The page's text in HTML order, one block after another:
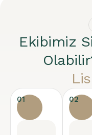
Ekibimiz
01 02